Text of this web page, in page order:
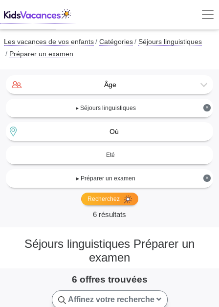
Les vacances de vos enfants Catégories
Séjours linguistiques
Préparer un examen
Âge
×
▸ Séjours linguistiques
Où
Eté
×
▸ Préparer un examen
Recherchez
6 résultats
Séjours linguistiques Préparer un
examen
6 offres trouvées
Affinez votre recherche